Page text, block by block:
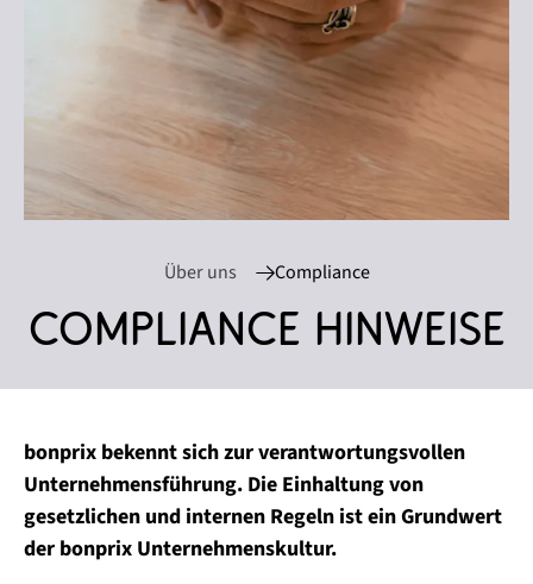
Über uns Compliance
Compliance Hinweise
bonprix bekennt sich zur verantwortungsvollen
Unternehmensführung. Die Einhaltung von
gesetzlichen und internen Regeln ist ein Grundwert
der bonprix Unternehmenskultur.